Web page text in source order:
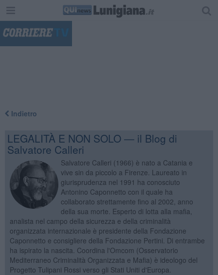
Indietro
LEGALITÀ E NON SOLO — il Blog di
Salvatore Calleri
Salvatore Calleri (1966) è nato a Catania e
vive sin da piccolo a Firenze. Laureato in
giurisprudenza nel 1991 ha conosciuto
Antonino Caponnetto con il quale ha
collaborato strettamente fino al 2002, anno
della sua morte. Esperto di lotta alla mafia,
analista nel campo della sicurezza e della criminalità
organizzata internazionale è presidente della Fondazione
Caponnetto e consigliere della Fondazione Pertini. Di entrambe
ha ispirato la nascita. Coordina l'Omcom (Osservatorio
Mediterraneo Criminalità Organizzata e Mafia) è ideologo del
Progetto Tulipani Rossi verso gli Stati Uniti d'Europa.